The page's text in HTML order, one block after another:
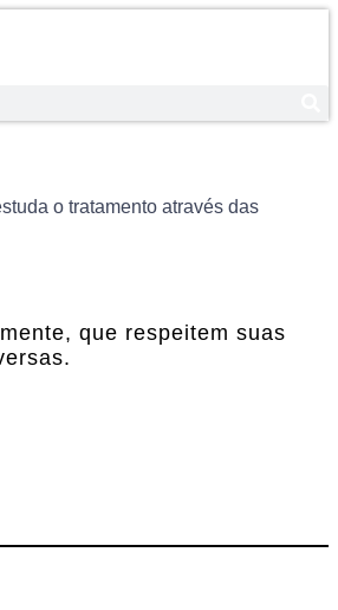
o tratamento através das
que respeitem suas